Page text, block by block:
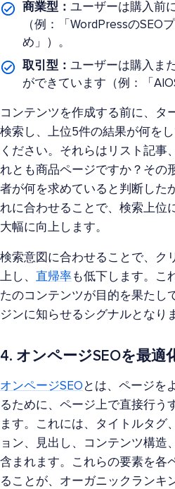
商業型：ユーザーは購入前
（例：「WordPressのSEO
め」）。
取引型：ユーザーは購入ま
ができています（例：「
コンテンツを作成する前に、タ
検索し、上位5件の結果が何を
ください。それらはリスト記事
れとも商品ページですか？その
者が何を求めていると判断した
れに合わせることで、検索上位
大幅に向上します。
検索意図に合わせることで、ク
上し、
直帰率も低下します。こ
たのコンテンツが目的を果たし
ジンに知らせるシグナルとなり
4. オンページSEOを最適
オンページSEO とは、ページを
るために、ページ上で直接行う
ます。これには、タイトルタグ
ョン、見出し、コンテンツ構造
含まれます。これらの要素を各
ることが、オーガニックランキ